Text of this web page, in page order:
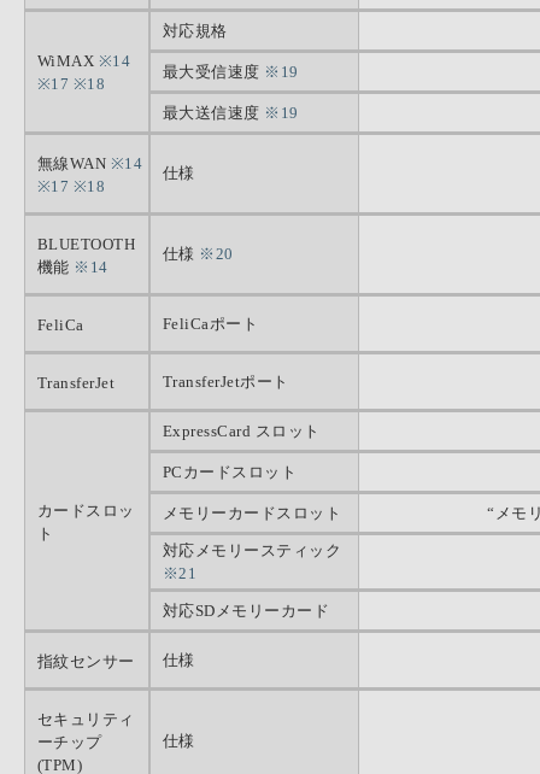
WiMAX ※14
※17 ※18
対応規格
最大受信速度 ※19
最大送信速度 ※19
無線WAN ※14
※17 ※18
仕様
BLUETOOTH
機能 ※14
仕様 ※20
FeliCa FeliCaポート
TransferJet TransferJetポート
カードスロッ
ト
ExpressCard スロット
PCカードスロット
メモリーカードスロット “メモ
対応メモリースティック
※21
対応SDメモリーカード
指紋センサー 仕様
セキュリティ
ーチップ
(TPM)
仕様